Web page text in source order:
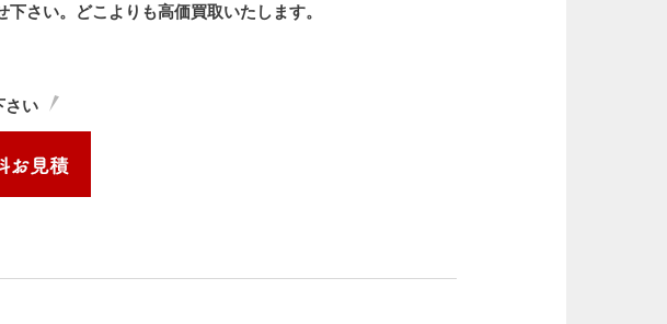
さい。どこよりも高価買取いたします。
さい